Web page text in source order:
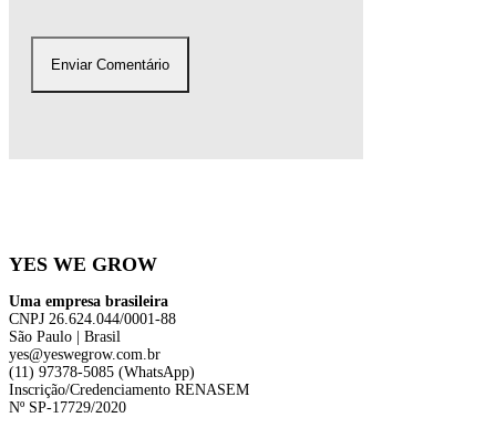
YES WE GROW
Uma empresa brasileira
CNPJ 26.624.044/0001-88
São Paulo | Brasil
yes@yeswegrow.com.br
(11) 97378-5085 (WhatsApp)
Inscrição/Credenciamento RENASEM
Nº SP-17729/2020